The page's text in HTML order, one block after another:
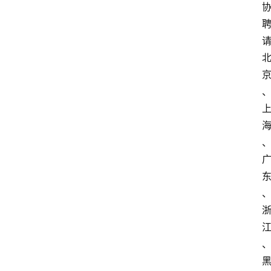
协
聘
请
北
京
、
上
海
、
广
东
、
浙
江
、
黑